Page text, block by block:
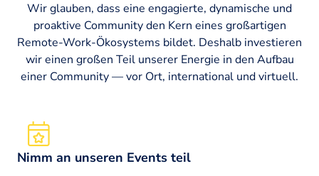
Wir glauben, dass eine engagierte, dynamische und
proaktive Community den Kern eines großartigen
Remote-Work-Ökosystems bildet. Deshalb investieren
wir einen großen Teil unserer Energie in den Aufbau
einer Community — vor Ort, international und virtuell.
Nimm an unseren Events teil